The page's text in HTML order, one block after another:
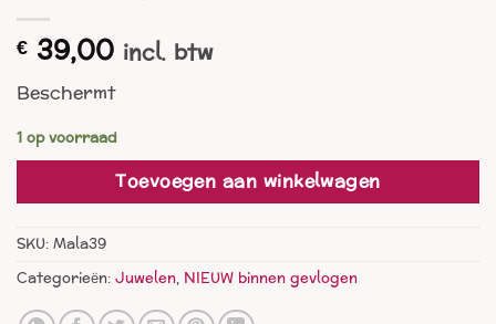
€ 39,00 incl. btw
Beschermt
1 op voorraad
Toevoegen aan winkelwagen
SKU:Mala39
Categorieën:Juwelen, NIEUW binnen gevlogen